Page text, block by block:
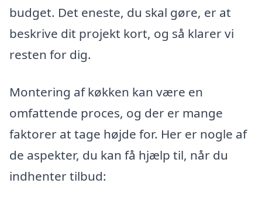
budget. Det eneste, du skal gøre, er at
beskrive dit projekt kort, og så klarer vi
resten for dig.
Montering af køkken kan være en
omfattende proces, og der er mange
faktorer at tage højde for. Her er nogle af
de aspekter, du kan få hjælp til, når du
indhenter tilbud: